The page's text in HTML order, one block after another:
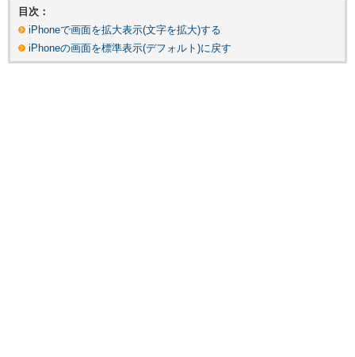
目次：
iPhoneで画面を拡大表示(文字を拡大)する
iPhoneの画面を標準表示(デフォルト)に戻す